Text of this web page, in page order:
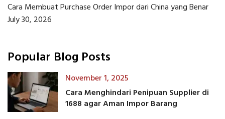
Cara Membuat Purchase Order Impor dari China yang Benar
July 30, 2026
Popular Blog Posts
November 1, 2025
Cara Menghindari Penipuan Supplier di
1688 agar Aman Impor Barang